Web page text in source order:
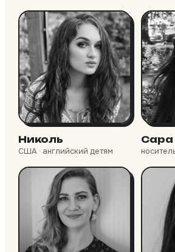
Николь
США · английский детям
Сара